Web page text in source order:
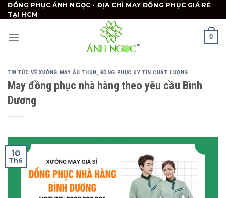
Skip
to
ĐỒNG PHỤC ÁNH NGỌC - ĐỊA CHỈ MAY ĐỒNG PHỤC GIÁ RẺ
TẠI HCM
0
TIN TỨC VỀ XƯỞNG MAY ÁO THUN, ĐỒNG PHỤC UY TÍN CHẤT LƯỢNG
May đồng phục nhà hàng theo yêu cầu Bình
Dương
10
Th6